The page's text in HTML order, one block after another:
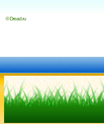
© Dread.ru